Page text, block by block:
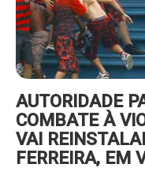
AUTORIDADE
COMBATE À
VAI
FERREIRA, EM